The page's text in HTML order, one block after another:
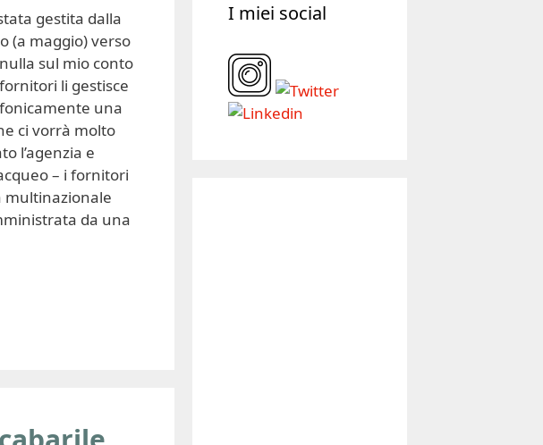
gestita dalla
(a maggio) verso
sul mio conto
li gestisce
una
ci vorrà molto
l’agenzia e
– i fornitori
multinazionale
da una
I miei social